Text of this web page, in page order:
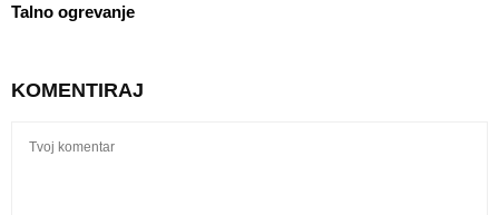
Talno ogrevanje
KOMENTIRAJ